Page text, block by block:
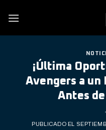
¡Última
Avengers a un
Antes
PUBLICADO EL